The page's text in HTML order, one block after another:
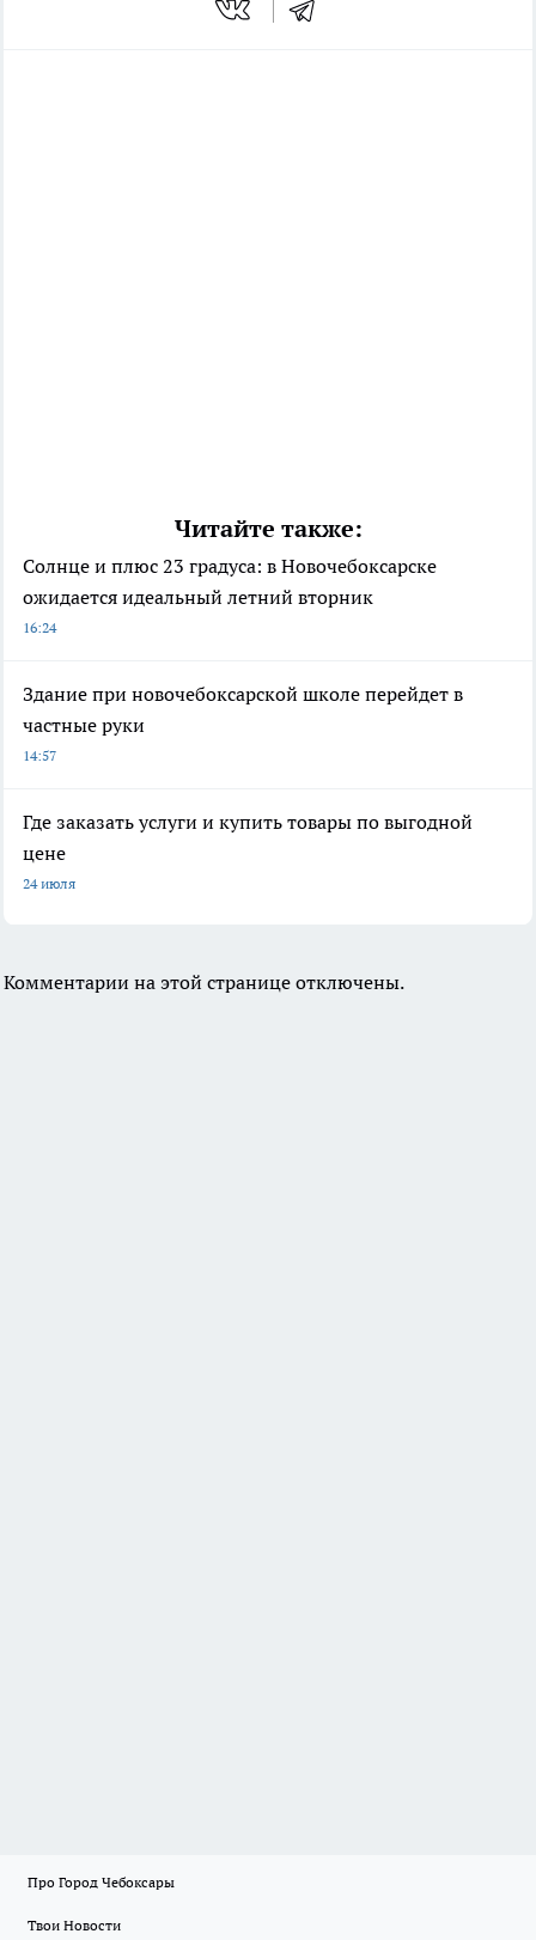
Читайте также:
Солнце и плюс 23 градуса: в Новочебоксарске
ожидается идеальный летний вторник
16:24
Здание при новочебоксарской школе перейдет в
частные руки
14:57
Где заказать услуги и купить товары по выгодной
цене
24 июля
Комментарии на этой странице отключены.
Про Город Чебоксары
Твои Новости